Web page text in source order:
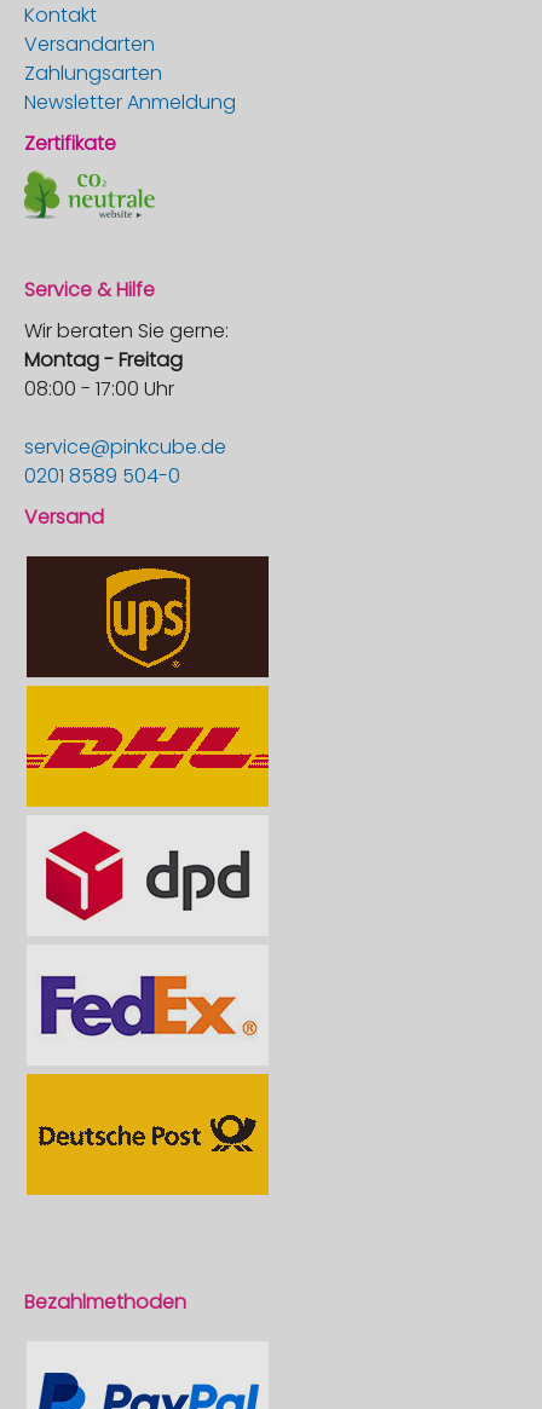
Kontakt
Versandarten
Zahlungsarten
Newsletter Anmeldung
Zertifikate
Service & Hilfe
Wir beraten Sie gerne:
Montag - Freitag
08:00 - 17:00 Uhr
service@pinkcube.de
0201 8589 504-0
Versand
Bezahlmethoden